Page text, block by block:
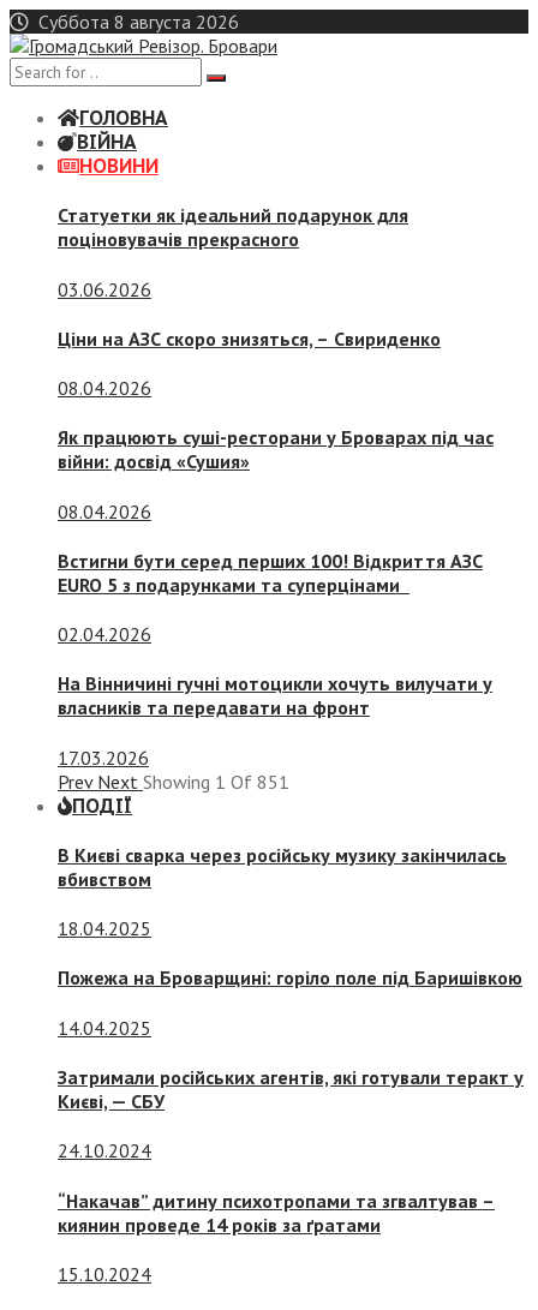
Skip
to
content
Суббота 8 августа 2026
ГОЛОВНА
ВІЙНА
НОВИНИ
Статуетки як ідеальний подарунок для
поціновувачів прекрасного
03.06.2026
Ціни на АЗС скоро знизяться, – Свириденко
08.04.2026
Як працюють суші-ресторани у Броварах під час
війни: досвід «Сушия»
08.04.2026
Встигни бути серед перших 100! Відкриття АЗС
EURO 5 з подарунками та суперцінами
02.04.2026
На Вінничині гучні мотоцикли хочуть вилучати у
власників та передавати на фронт
17.03.2026
Prev Next Showing 1 Of 851
ПОДІЇ
В Києві сварка через російську музику закінчилась
вбивством
18.04.2025
Пожежа на Броварщині: горіло поле під Баришівкою
14.04.2025
Затримали російських агентів, які готували теракт у
Києві, — СБУ
24.10.2024
“Накачав” дитину психотропами та згвалтував –
киянин проведе 14 років за ґратами
15.10.2024